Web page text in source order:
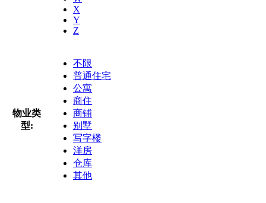
X
Y
Z
物业类
型:
不限
普通住宅
公寓
商住
商铺
别墅
写字楼
洋房
仓库
其他